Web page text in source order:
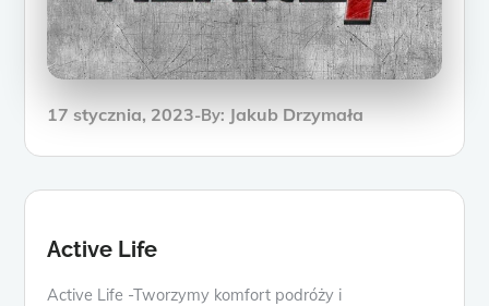
17 stycznia, 2023 By: Jakub Drzymała
Active Life
Active Life -Tworzymy komfort podróży i